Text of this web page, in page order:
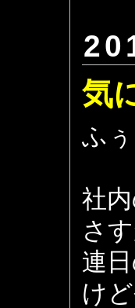
気
ふ
社
さ
連
け